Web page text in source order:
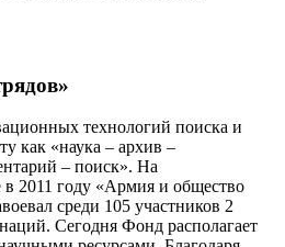
технологий поиска и
как «наука – архив –
– поиск». На
2011 году «Армия и общество
среди 105 участников 2
Сегодня Фонд располагает